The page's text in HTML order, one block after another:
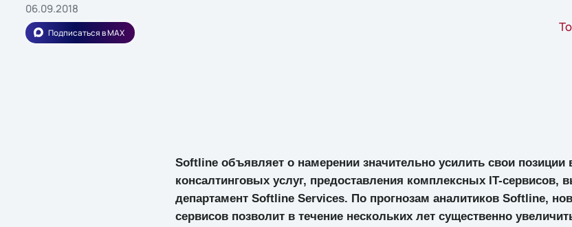
06.09.2018
Подписаться в MAX
Softline объявляет о намерении значительно усилить свои позиции
консалтинговых услуг, предоставления комплексных IT-cервисов,
департамент Softline Services. По прогнозам аналитиков Softline,
сервисов позволит в течение нескольких лет существенно